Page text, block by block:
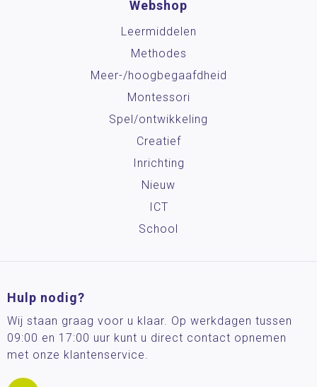
Webshop
Leermiddelen
Methodes
Meer-/hoog­begaafdheid
Montessori
Spel/ontwikkeling
Creatief
Inrichting
Nieuw
ICT
School
Hulp nodig?
Wij staan graag voor u klaar. Op werkdagen tussen
09:00 en 17:00 uur kunt u direct contact opnemen
met onze klantenservice.